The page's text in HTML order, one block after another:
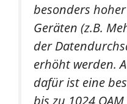
besonders
Geräten (z.B.
der
erhöht werden.
dafür ist eine
bis zu 1024 QAM